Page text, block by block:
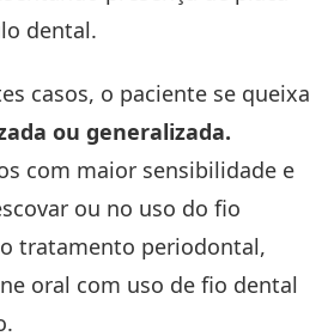
dental.
casos, o paciente se queixa
ou generalizada.
com maior sensibilidade e
ou no uso do fio
tratamento periodontal,
oral com uso de fio dental